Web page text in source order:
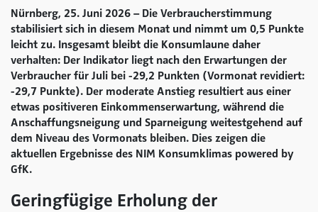
Nürnberg, 25. Juni 2026 – Die Verbraucherstimmung
stabilisiert sich in diesem Monat und nimmt um 0,5 Punkte
leicht zu. Insgesamt bleibt die Konsumlaune daher
verhalten: Der Indikator liegt nach den Erwartungen der
Verbraucher für Juli bei -29,2 Punkten (Vormonat revidiert:
-29,7 Punkte). Der moderate Anstieg resultiert aus einer
etwas positiveren Einkommenserwartung, während die
Anschaffungsneigung und Sparneigung weitestgehend auf
dem Niveau des Vormonats bleiben. Dies zeigen die
aktuellen Ergebnisse des NIM Konsumklimas powered by
GfK.
Geringfügige Erholung der